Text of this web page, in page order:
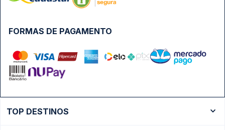
FORMAS DE PAGAMENTO
TOP DESTINOS